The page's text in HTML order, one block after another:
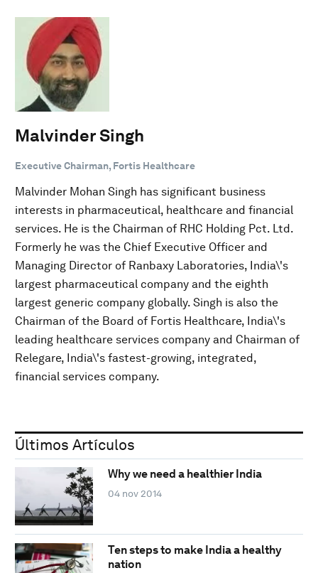
Malvinder Singh
Executive Chairman, Fortis Healthcare
Malvinder Mohan Singh has significant business
interests in pharmaceutical, healthcare and financial
services. He is the Chairman of RHC Holding Pct. Ltd.
Formerly he was the Chief Executive Officer and
Managing Director of Ranbaxy Laboratories, India\'s
largest pharmaceutical company and the eighth
largest generic company globally. Singh is also the
Chairman of the Board of Fortis Healthcare, India\'s
leading healthcare services company and Chairman of
Relegare, India\'s fastest-growing, integrated,
financial services company.
Últimos Artículos
Why we need a healthier India
04 nov 2014
Ten steps to make India a healthy
nation